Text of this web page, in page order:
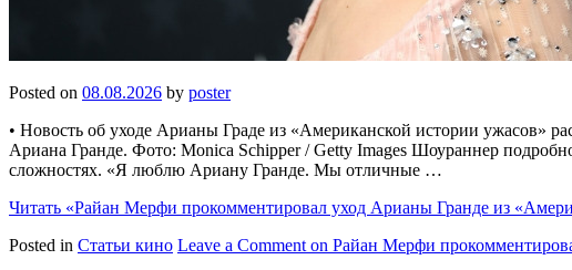
Posted on 08.08.2026 by poster
• Новость об уходе Арианы Граде из «Американской истории ужасов»
Ариана Гранде. Фото: Monica Schipper / Getty Images Шоураннер
сложностях. «Я люблю Ариану Гранде. Мы отличные …
Читать «Райан Мерфи прокомментировал уход Арианы Гранде из
Posted in Статьи кино Leave a Comment on Райан Мерфи